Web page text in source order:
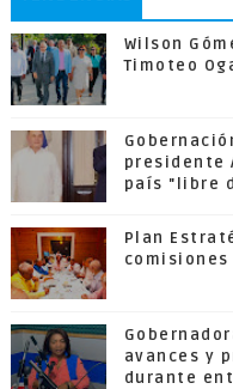
Wilson
Timoteo
presidente
país "libre
Plan
avances y
durante